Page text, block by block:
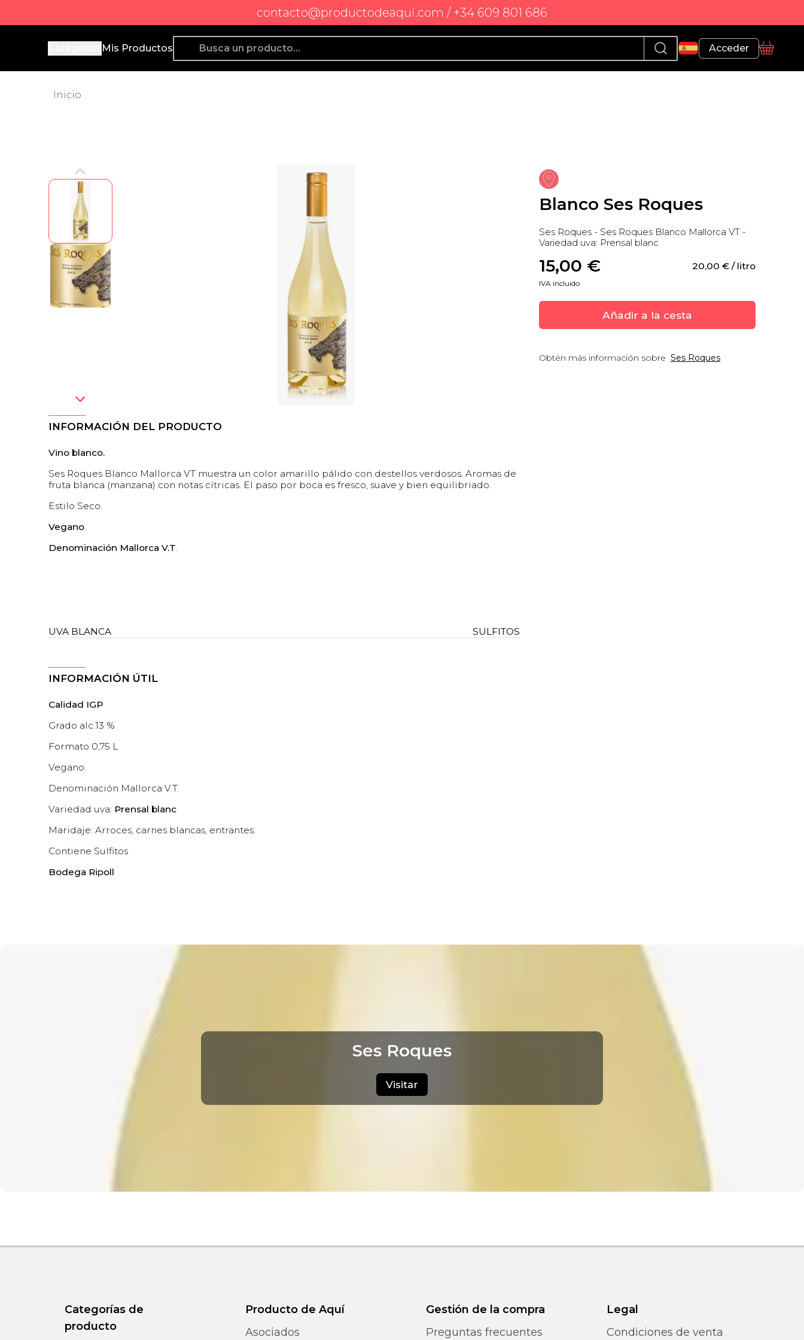
contacto@productodeaqui.com / +34 609 801 686
Producto de Aquí
Mis Productos Acceder
Perfil
Cesta
Inicio
Blanco Ses Roques
Ses Roques - Ses Roques Blanco Mallorca VT -
Variedad uva: Prensal blanc
15,00 € 20,00 € / litro
IVA incluido
Añadir a la cesta
Obtén más información sobre Ses Roques
INFORMACIÓN DEL PRODUCTO
Vino blanco.
Ses Roques Blanco Mallorca VT muestra un color amarillo pálido con destellos verdosos. Aromas de
fruta blanca (manzana) con notas cítricas. El paso por boca es fresco, suave y bien equilibriado.
Estilo Seco.
Vegano.
Denominación Mallorca V.T.
UVA BLANCA SULFITOS
INFORMACIÓN ÚTIL
Calidad IGP
Grado alc.13 %
Formato 0,75 L
Vegano.
Denominación Mallorca V.T.
Variedad uva: Prensal blanc
Maridaje: Arroces, carnes blancas, entrantes.
Contiene Sulfitos
Bodega Ripoll
Ses Roques
Visitar
Categorías de
producto
Producto de Aquí
Asociados
Gestión de la compra
Preguntas frecuentes
Legal
Condiciones de venta